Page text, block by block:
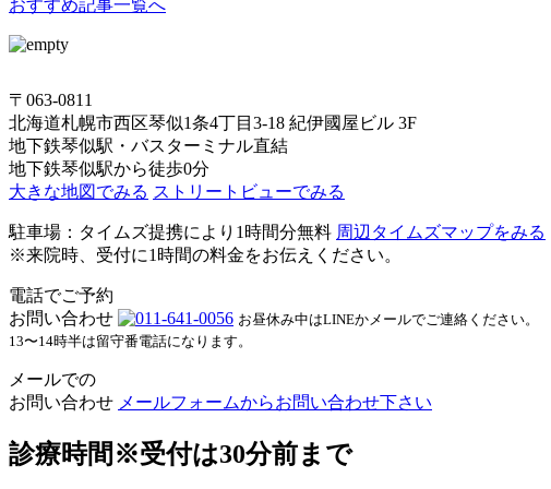
おすすめ記事一覧へ
〒063-0811
北海道札幌市西区琴似1条4丁目3-18 紀伊國屋ビル 3F
地下鉄琴似駅・バスターミナル直結
地下鉄琴似駅から徒歩0分
大きな地図でみる ストリートビューでみる
駐車場：タイムズ提携により1時間分無料 周辺タイムズマップをみる
※来院時、受付に1時間の料金をお伝えください。
電話でご予約
お問い合わせ
お昼休み中はLINEかメールでご連絡ください。
13〜14時半は留守番電話になります。
メールでの
お問い合わせ メールフォームからお問い合わせ下さい
診療時間 ※受付は30分前まで